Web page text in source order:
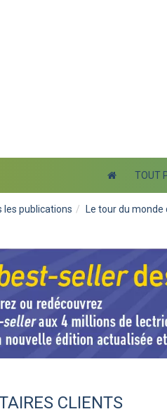
TOUT
les publications Le tour du monde
CLIENTS